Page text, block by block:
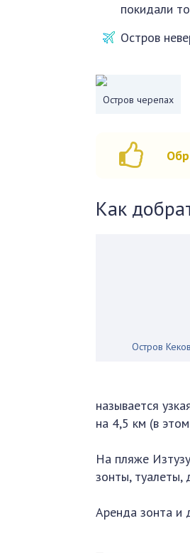
покидали
Остров
Остров черепах
Как
Остров
называется
на 4,5 км (в
На пляже
зонты, туалеты,
Аренда зонта и